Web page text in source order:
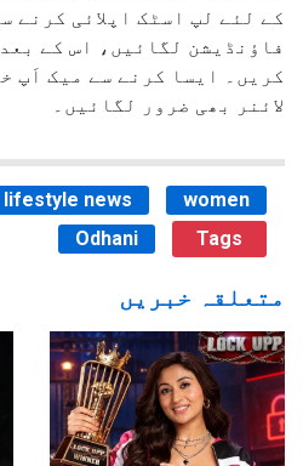
کے لئے لپ اسٹک اپلائی کرنے
فاؤنڈیشن لگائیں، اس کے
کریں۔ ایسا کرنے سے میک اَپ
لائنر بھی ضرور لگائیں۔
lifestyle news
women
Odhani
Tags
متعلقہ خبریں